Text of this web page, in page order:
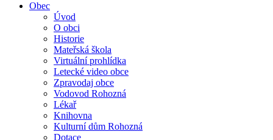
Obec
Úvod
O obci
Historie
Mateřská škola
Virtuální prohlídka
Letecké video obce
Zpravodaj obce
Vodovod Rohozná
Lékař
Knihovna
Kulturní dům Rohozná
Dotace